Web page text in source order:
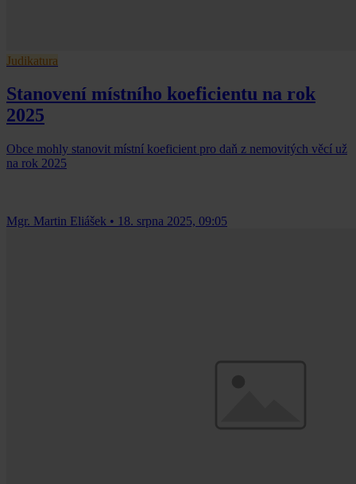
Judikatura
Stanovení místního koeficientu na rok
2025
Obce mohly stanovit místní koeficient pro daň z nemovitých věcí už
na rok 2025
Mgr. Martin Eliášek • 18. srpna 2025, 09:05